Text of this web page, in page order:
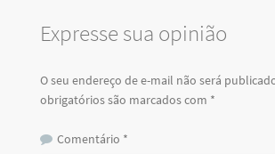
Expresse sua opinião
O seu endereço de e-mail não será
obrigatórios são marcados com *
Comentário *